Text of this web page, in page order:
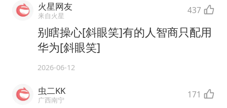
火星网友
来自火星 437
别瞎操心[斜眼笑]有的人智商只配用
华为[斜眼笑]
2026-06-12
虫二KK
广西南宁 171